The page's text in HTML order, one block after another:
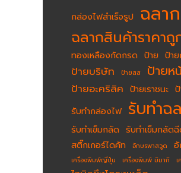
กล่องไฟสำเร็จรูป ฉลา
ฉลากสินค้าราคาถู
ทองเหลืองกัดกรด ป้าย ป้า
ป้ายบริษัท ป้ายสส ป้ายห
ป้ายอะคริลิค ป้ายเราชนะ
รับทำกล่องไฟ รับทำฉ
รับทำเข็มกลัด รับทำเข็มกลัด
สติ๊กเกอร์ไดคัท
อักษรพาสวูด อั
เครื่องพิมพ์ญี่ปุ่น เครื่องพิมพ์ มิมากิ